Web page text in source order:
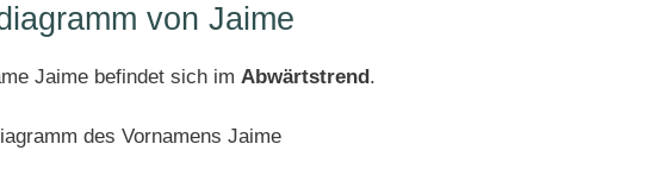
von Jaime
Jaime befindet sich im Abwärtstrend.